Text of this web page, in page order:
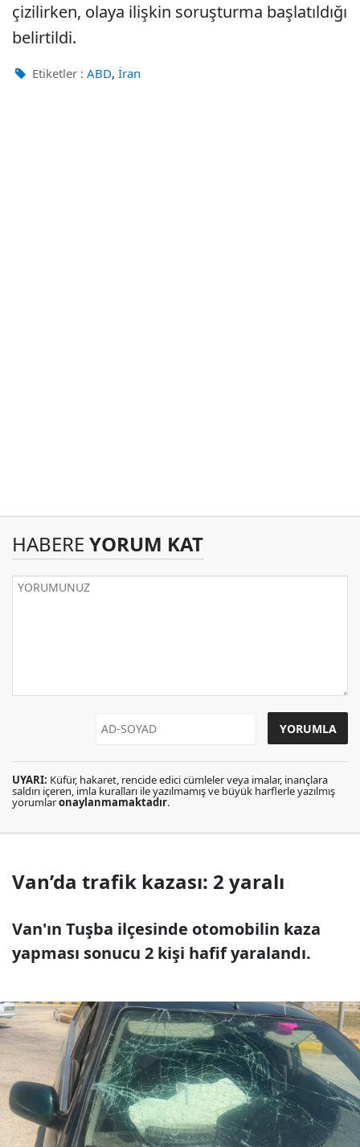
çizilirken, olaya ilişkin soruşturma başlatıldığı
belirtildi.
Etiketler : ABD, İran
HABERE YORUM KAT
UYARI: Küfür, hakaret, rencide edici cümleler veya imalar, inançlara
saldırı içeren, imla kuralları ile yazılmamış ve büyük harflerle yazılmış
yorumlaronaylanmamaktadır.
Van’da trafik kazası: 2 yaralı
Van'ın Tuşba ilçesinde otomobilin kaza
yapması sonucu 2 kişi hafif yaralandı.